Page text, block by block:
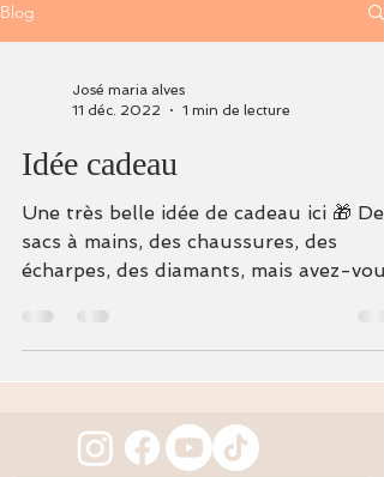
Blog
José maria alves
11 déc. 2022
1 min de lecture
Idée cadeau
Une très belle idée de cadeau ici 🎁 Des
sacs à mains, des chaussures, des
écharpes, des diamants, mais avez-vous